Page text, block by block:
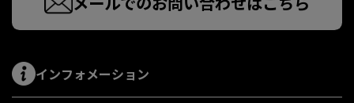
インフォメーション